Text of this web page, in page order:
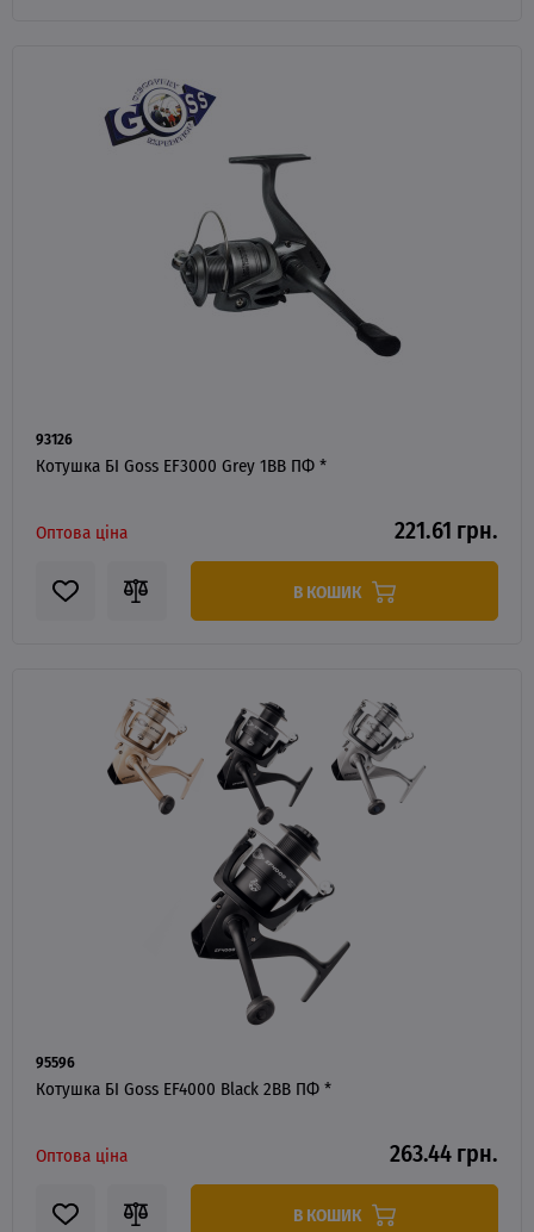
93126
Котушка БІ Goss EF3000 Grey 1BB ПФ *
Оптова ціна 221.61 грн.
В КОШИК
95596
Котушка БІ Goss EF4000 Black 2BB ПФ *
Оптова ціна 263.44 грн.
В КОШИК